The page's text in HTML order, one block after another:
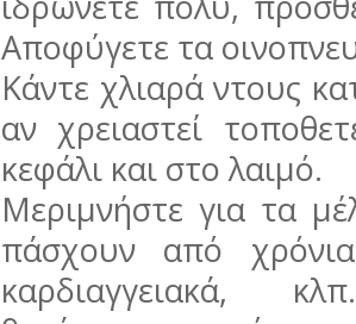
Αποφύγετε τα
Κάντε χλιαρά ντους
αν χρειαστεί
κεφάλι και στο λαιμό.
Μεριμνήστε για τα
πάσχουν από
καρδιαγγειακά,